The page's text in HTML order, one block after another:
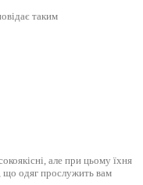
таким
але при цьому їхня
що одяг прослужить вам